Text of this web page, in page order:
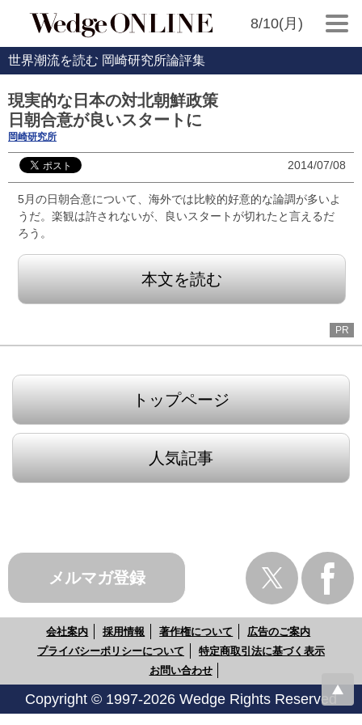
8/10(月)
世界潮流を読む 岡崎研究所論評集
現実的な日本の対北朝鮮政策
日朝合意が良いスタートに
岡崎研究所
2014/07/08
5月の日朝合意について、海外では比較的好意的な論調が多いよ
うだ。楽観は許されないが、良いスタートが切れたと言えるだ
ろう。
本文を読む
PR
トップページ
人気記事
メルマガ登録
会社案内 採用情報 著作権について
広告のご案内
プライバシーポリシーについて
特定商取引法に基づく表示
お問い合わせ
Copyright © 1997-2026 Wedge Rights Reserved